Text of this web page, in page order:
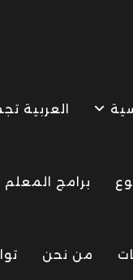
العربية
برامج المعلم
من نحن